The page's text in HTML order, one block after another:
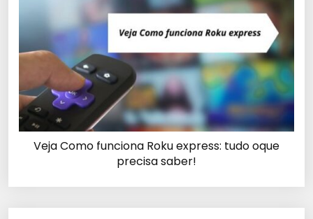
Veja Como funciona Roku express: tudo oque
precisa saber!